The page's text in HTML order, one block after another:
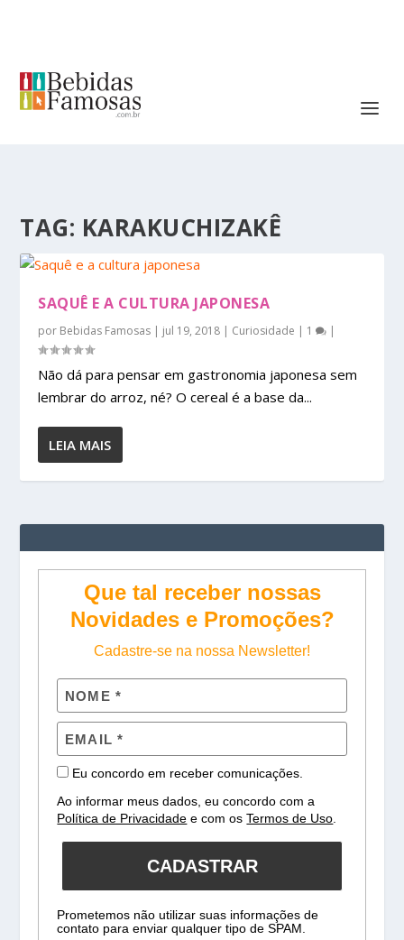
TAG: KARAKUCHIZAKÊ
SAQUÊ E A CULTURA JAPONESA
por Bebidas Famosas | jul 19, 2018 | Curiosidade | 1 |
Não dá para pensar em gastronomia japonesa sem
lembrar do arroz, né? O cereal é a base da...
LEIA MAIS
Que tal receber nossas
Novidades e Promoções?
Cadastre-se na nossa Newsletter!
Eu concordo em receber comunicações.
Ao informar meus dados, eu concordo com a
Política de Privacidade e com osTermos de Uso
CADASTRAR
Prometemos não utilizar suas informações de
contato para enviar qualquer tipo de SPAM.